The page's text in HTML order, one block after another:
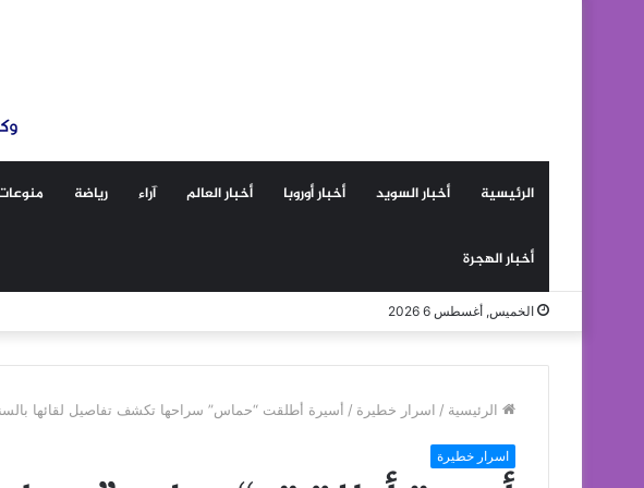
الرئيسية أخبار السويد أخبار أوروبا أخبار العالم آراء رياضة
أخبار الهجرة
الخميس, أغسطس 6 2026
الرئيسية / اسرار خطيرة / أسيرة أطلقت “حماس” سراحها تكشف تفاصيل لقائها
اسرار خطيرة